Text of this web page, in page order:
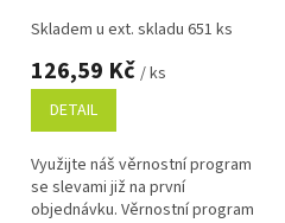
Skladem u ext. skladu 651 ks
126,59 Kč / ks
DETAIL
Využijte náš věrnostní program
se slevami již na první
objednávku. Věrnostní program